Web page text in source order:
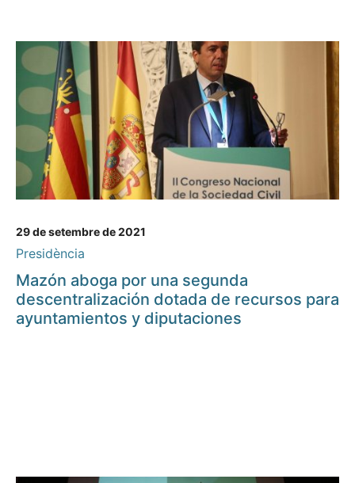
29 de setembre de 2021
Presidència
Mazón aboga por una segunda
descentralización dotada de recursos para
ayuntamientos y diputaciones